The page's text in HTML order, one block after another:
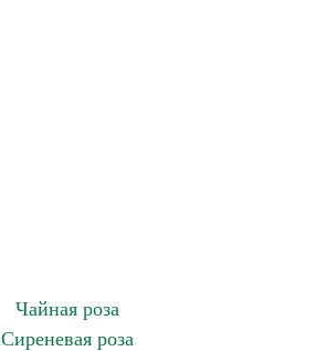
Чайная роза
Сиреневая роза